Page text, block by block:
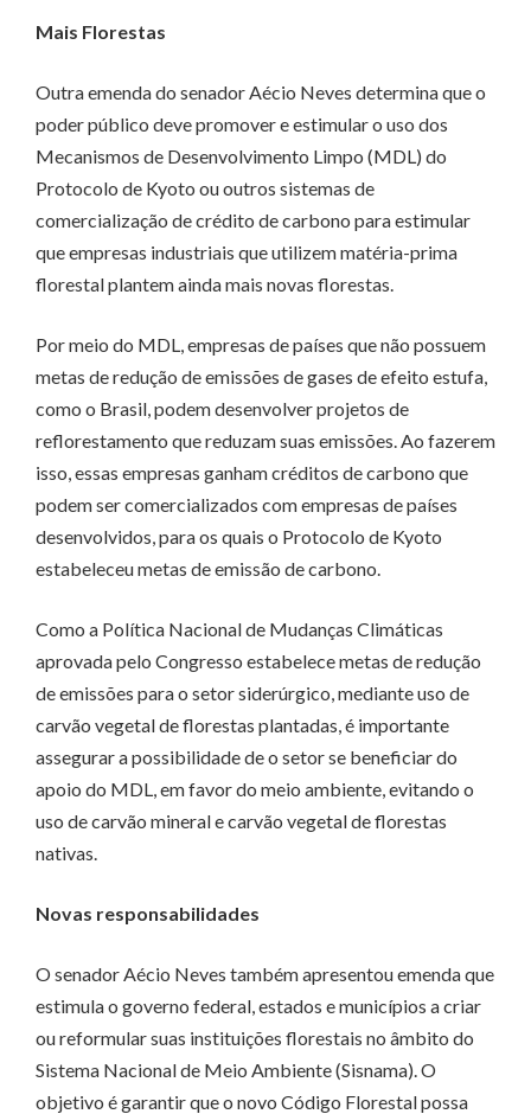
Mais Florestas
Outra emenda do senador Aécio Neves determina que o
poder público deve promover e estimular o uso dos
Mecanismos de Desenvolvimento Limpo (MDL) do
Protocolo de Kyoto ou outros sistemas de
comercialização de crédito de carbono para estimular
que empresas industriais que utilizem matéria-prima
florestal plantem ainda mais novas florestas.
Por meio do MDL, empresas de países que não possuem
metas de redução de emissões de gases de efeito estufa,
como o Brasil, podem desenvolver projetos de
reflorestamento que reduzam suas emissões. Ao fazerem
isso, essas empresas ganham créditos de carbono que
podem ser comercializados com empresas de países
desenvolvidos, para os quais o Protocolo de Kyoto
estabeleceu metas de emissão de carbono.
Como a Política Nacional de Mudanças Climáticas
aprovada pelo Congresso estabelece metas de redução
de emissões para o setor siderúrgico, mediante uso de
carvão vegetal de florestas plantadas, é importante
assegurar a possibilidade de o setor se beneficiar do
apoio do MDL, em favor do meio ambiente, evitando o
uso de carvão mineral e carvão vegetal de florestas
nativas.
Novas responsabilidades
O senador Aécio Neves também apresentou emenda que
estimula o governo federal, estados e municípios a criar
ou reformular suas instituições florestais no âmbito do
Sistema Nacional de Meio Ambiente (Sisnama). O
objetivo é garantir que o novo Código Florestal possa